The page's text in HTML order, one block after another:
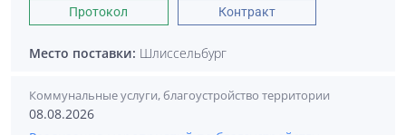
Протокол Контракт
Место поставки: Шлиссельбург
Коммунальные услуги, благоустройство территории
08.08.2026